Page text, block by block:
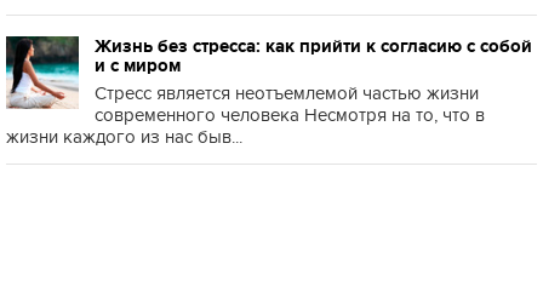
Жизнь без стресса: как прийти к согласию с собой
и с миром
Стресс является неотъемлемой частью жизни
современного человека Несмотря на то, что в
жизни каждого из нас быв...